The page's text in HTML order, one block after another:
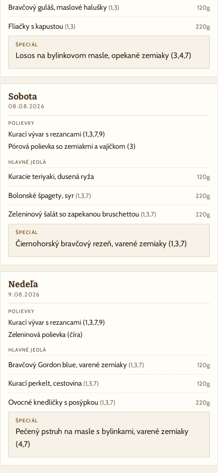
Bravčový guláš, maslové halušky (1,3) 120g
Fliačky s kapustou (1,3) 220g
ŠPECIÁL
Losos na bylinkovom masle, opekané zemiaky (3,4,7)
Sobota
08.08.2026
POLIEVKY
Kurací vývar s rezancami (1,3,7,9)
Pórová polievka so zemiakmi a vajíčkom (3)
HLAVNÉ JEDLÁ
Kuracie teriyaki, dusená ryža 120g
Bolonské špagety, syr (1,3,7) 220g
Zeleninový šalát so zapekanou bruschettou (1,3,7) 220g
ŠPECIÁL
Čiernohorský bravčový rezeň, varené zemiaky (1,3,7)
Nedeľa
9.08.2026
POLIEVKY
Kurací vývar s rezancami (1,3,7,9)
Zeleninová polievka (číra)
HLAVNÉ JEDLÁ
Bravčový Gordon blue, varené zemiaky (1,3,7) 120g
Kurací perkelt, cestovina (1,3,7) 120g
Ovocné knedličky s posýpkou (1,3,7) 220g
ŠPECIÁL
Pečený pstruh na masle s bylinkami, varené zemiaky
(4,7)